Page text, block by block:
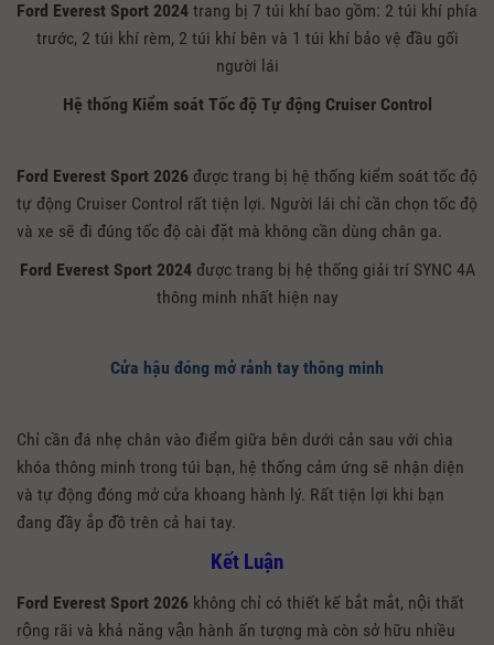
Ford Everest Sport 2024 trang bị 7 túi khí bao gồm: 2 túi khí phía
trước, 2 túi khí rèm, 2 túi khí bên và 1 túi khí bảo vệ đầu gối
người lái
Hệ thống Kiểm soát Tốc độ Tự động Cruiser Control
Ford Everest Sport 2026 được trang bị hệ thống kiểm soát tốc độ
tự động Cruiser Control rất tiện lợi. Người lái chỉ cần chọn tốc độ
và xe sẽ đi đúng tốc độ cài đặt mà không cần dùng chân ga.
Ford Everest Sport 2024được trang bị hệ thống giải trí SYNC 4A
thông minh nhất hiện nay
Cửa hậu đóng mở rảnh tay thông minh
Chỉ cần đá nhẹ chân vào điểm giữa bên dưới cản sau với chìa
khóa thông minh trong túi bạn, hệ thống cảm ứng sẽ nhận diện
và tự động đóng mở cửa khoang hành lý. Rất tiện lợi khi bạn
đang đầy ắp đồ trên cả hai tay.
Kết Luận
Ford Everest Sport 2026 không chỉ có thiết kế bắt mắt, nội thất
rộng rãi và khả năng vận hành ấn tượng mà còn sở hữu nhiều